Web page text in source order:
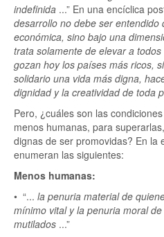
indefinida ...” En una encíclica
desarrollo no debe ser
económica, sino bajo una
trata solamente de elevar a
gozan hoy los países más ricos,
solidario una vida más digna,
dignidad y la creatividad de toda
Pero, ¿cuáles son las
menos humanas, para
dignas de ser promovidas? En la
enumeran las siguientes:
Menos humanas:
• “... la penuria material de
mínimo vital y la penuria moral
mutilados ...”